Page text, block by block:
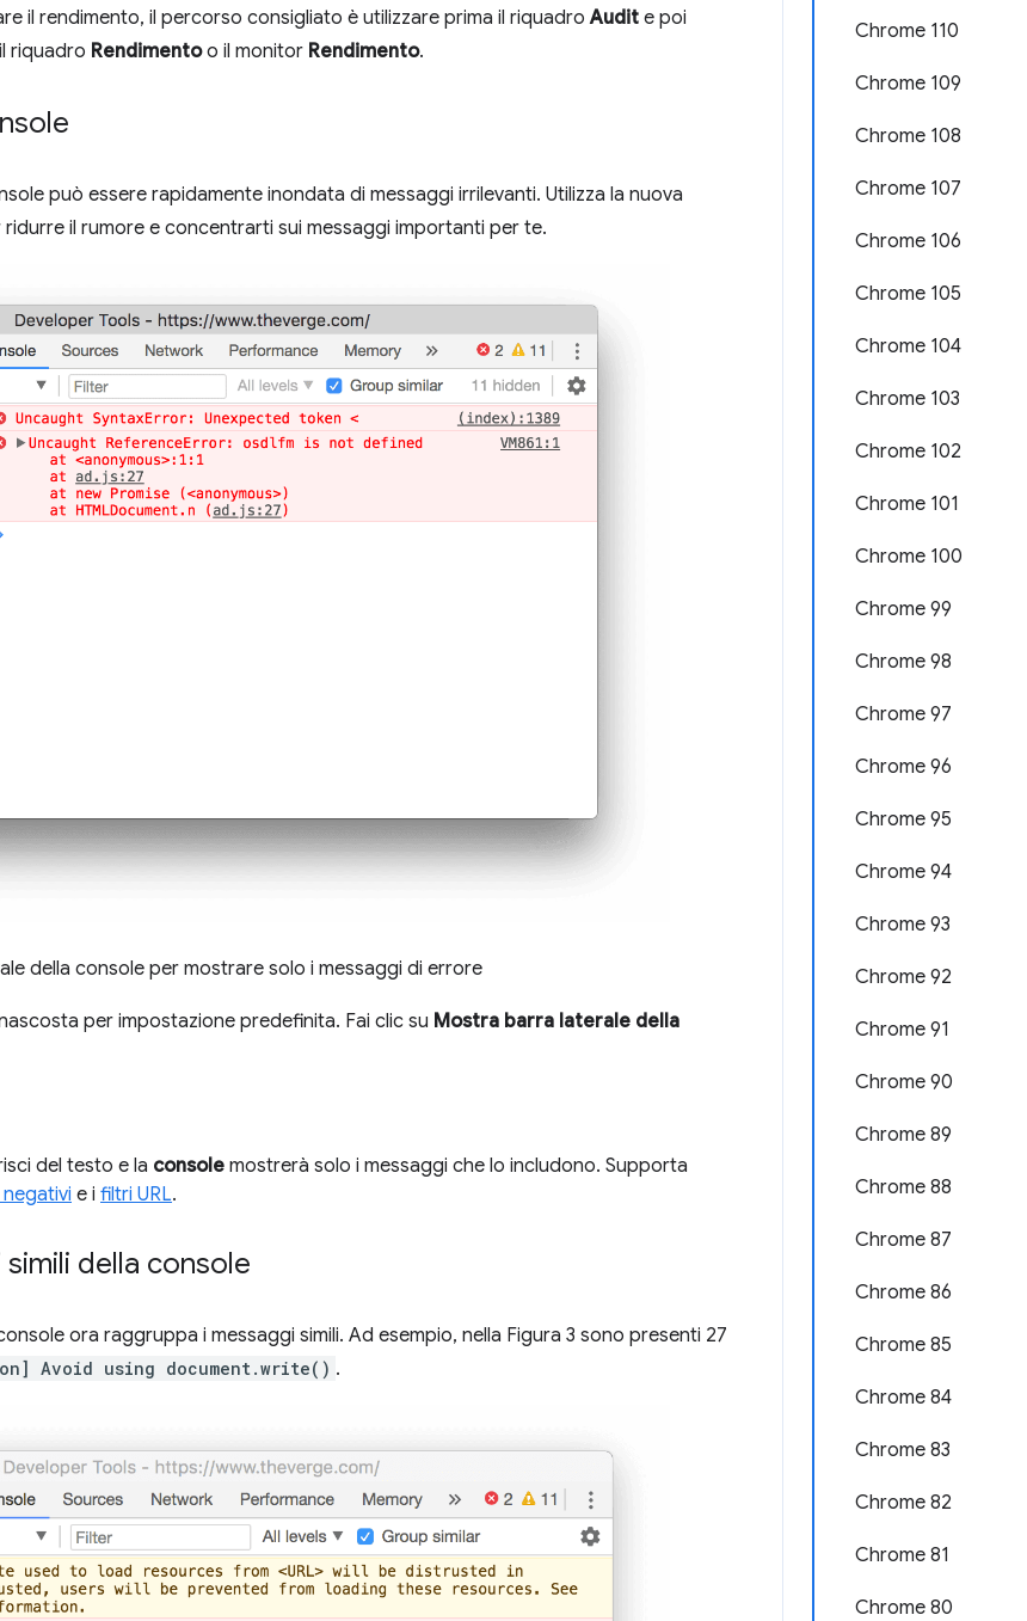
Chrome 110
Chrome 109
Chrome 108
Chrome 107
Chrome 106
Chrome 105
Chrome 104
Chrome 103
Chrome 102
Chrome 101
Chrome 100
Chrome 99
Chrome 98
Chrome 97
Chrome 96
Chrome 95
Chrome 94
Chrome 93
Chrome 92
Chrome 91
Chrome 90
Chrome 89
Chrome 88
Chrome 87
Chrome 86
Chrome 85
Chrome 84
Chrome 83
Chrome 82
Chrome 81
Chrome 80
il rendimento, il percorso consigliato è utilizzare prima il riquadroAudit e poi
riquadro Rendimentoo il monitor Rendimento.
può essere rapidamente inondata di messaggi irrilevanti. Utilizza la nuova
ridurre il rumore e concentrarti sui messaggi importanti per te.
della console per mostrare solo i messaggi di errore
per impostazione predefinita. Fai clic su Mostra barra laterale della
del testo e la console mostrerà solo i messaggi che lo includono. Supporta
e i filtri URL.
della console
ora raggruppa i messaggi simili. Ad esempio, nella Figura 3 sono presenti 27
Avoid using document.write() .